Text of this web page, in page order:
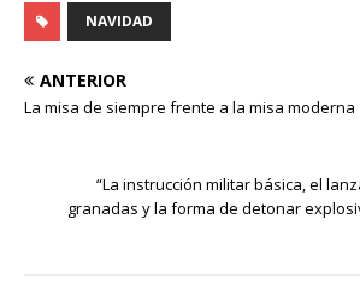
NAVIDAD
ANTERIOR
La misa de siempre frente a la misa moderna
“La instrucción militar básica, el
granadas y la forma de detonar